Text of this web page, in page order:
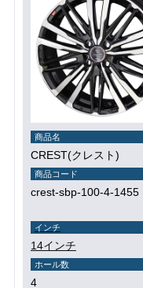
商品名
CREST(クレスト)
商品コード
crest-sbp-100-4-1455
インチ
14インチ
ホール数
4